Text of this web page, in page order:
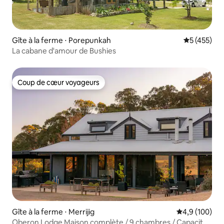
Gîte à la ferme ⋅ Porepunkah Évaluation
5 (455)
La cabane d'amour de Bushies
Coup de cœur voyageurs
Coup de cœur voyageurs
Gîte à la ferme ⋅ Merrijig Évaluation
4,9 (100)